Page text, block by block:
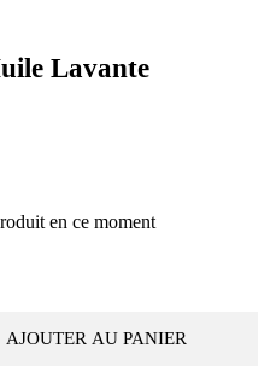
Lavante
en ce moment
AJOUTER AU PANIER